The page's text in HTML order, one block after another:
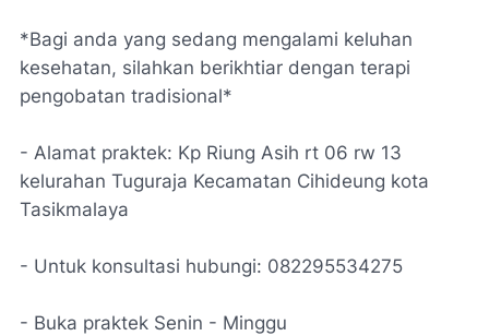
*Bagi anda yang sedang mengalami keluhan
kesehatan, silahkan berikhtiar dengan terapi
pengobatan tradisional*
- Alamat praktek: Kp Riung Asih rt 06 rw 13
kelurahan Tuguraja Kecamatan Cihideung kota
Tasikmalaya
- Untuk konsultasi hubungi: 082295534275
- Buka praktek Senin - Minggu